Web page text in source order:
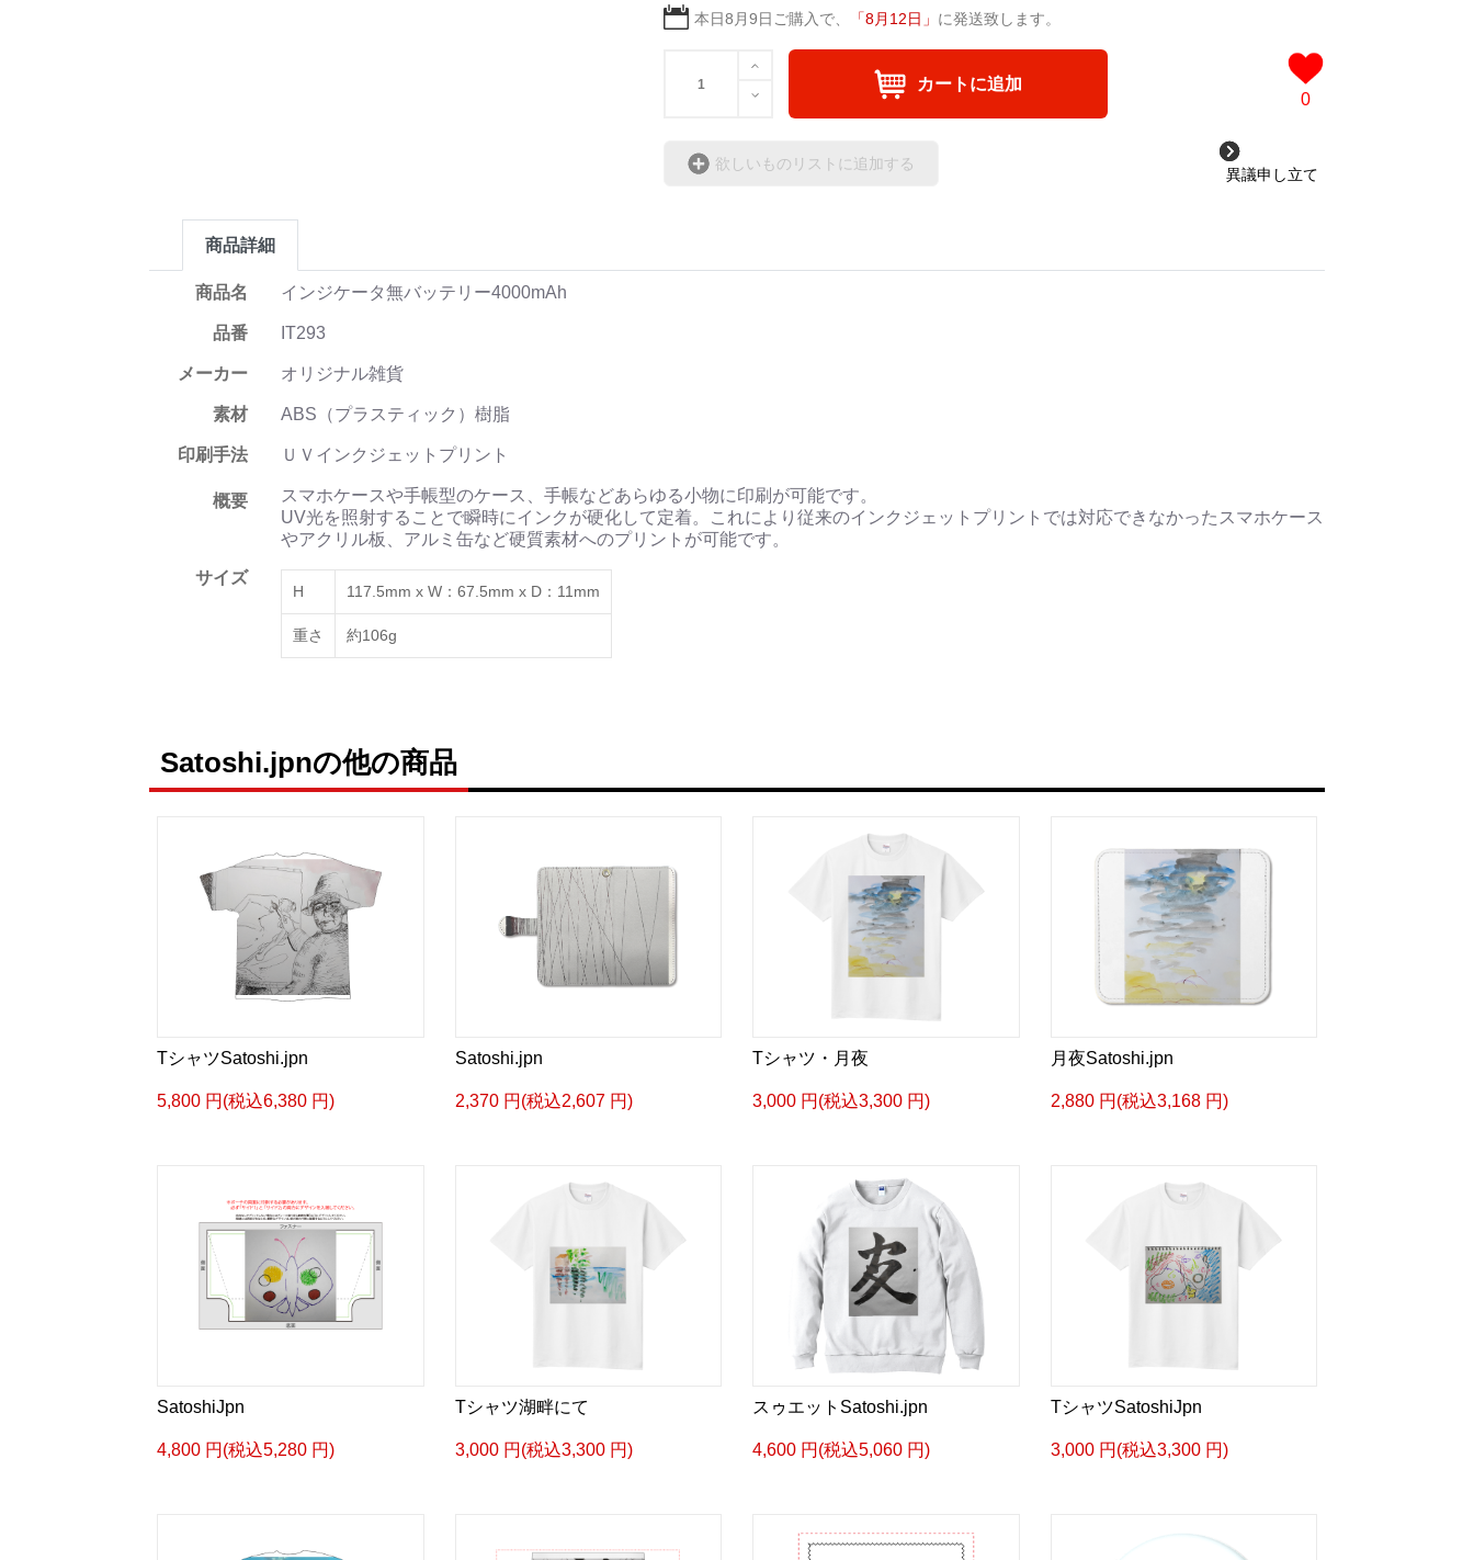
本日8月9日 ご購入で、 「8月12日 」 に発送致します。
カートに追加
0
欲しいものリストに追加する
異議申し立て
商品詳細
商品名 インジケータ無バッテリー4000mAh
品番 IT293
メーカー オリジナル雑貨
素材 ABS（プラスティック）樹脂
印刷手法 ＵＶインクジェットプリント
概要
スマホケースや手帳型のケース、手帳などあらゆる小物に印刷が可能です。
UV光を照射することで瞬時にインクが硬化して定着。これにより従来のインクジェットプリントでは対応できなかったスマホケース
やアクリル板、アルミ缶など硬質素材へのプリントが可能です。
サイズ
H 117.5mm x W：67.5mm x D：11mm
重さ 約106g
Satoshi.jpnの他の商品
TシャツSatoshi.jpn
5,800 円(税込6,380 円)
Satoshi.jpn
2,370 円(税込2,607 円)
Tシャツ・月夜
3,000 円(税込3,300 円)
月夜Satoshi.jpn
2,880 円(税込3,168 円)
SatoshiJpn
4,800 円(税込5,280 円)
Tシャツ湖畔にて
3,000 円(税込3,300 円)
スゥエットSatoshi.jpn
4,600 円(税込5,060 円)
TシャツSatoshiJpn
3,000 円(税込3,300 円)